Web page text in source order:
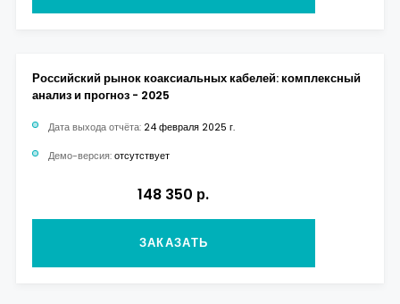
Российский рынок коаксиальных кабелей: комплексный
анализ и прогноз - 2025
Дата выхода отчёта: 24 февраля 2025 г.
Демо-версия: отсутствует
148 350 р.
ЗАКАЗАТЬ